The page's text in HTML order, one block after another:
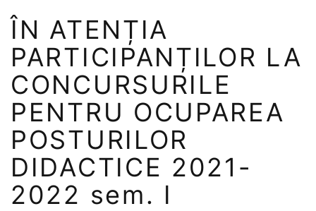
ÎN ATENȚIA
PARTICIPANȚILOR LA
CONCURSURILE
PENTRU OCUPAREA
POSTURILOR
DIDACTICE 2021-
2022 sem. I